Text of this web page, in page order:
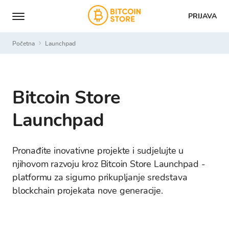
PRIJAVA
Početna launchpad
Bitcoin Store
Launchpad
Pronađite inovativne projekte i sudjelujte u
njihovom razvoju kroz Bitcoin Store Launchpad -
platformu za sigurno prikupljanje sredstava
blockchain projekata nove generacije.